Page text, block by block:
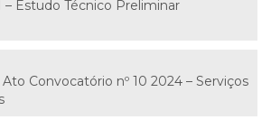
– Estudo Técnico Preliminar
Ato Convocatório nº 10 2024 – Serviços